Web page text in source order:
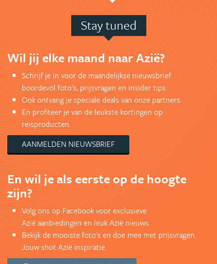
Stay tuned
Wil jij elke maand naar Azië?
Schrijf je in voor de maandelijkse nieuwsbrief
boordevol foto's, prijsvragen en insider tips.
Ook ontvang je speciale deals van onze partners.
En profiteer je van de leukste kortingen op
reisproducten.
AANMELDEN NIEUWSBRIEF
En wil je als eerste op de hoogte
zijn?
Volg ons op Facebook voor exclusieve
Azië aanbiedingen en leuk Azië nieuws.
Bekijk de mooiste foto's en doe mee met prijsvragen.
Jouw shot Azië inspiratie.